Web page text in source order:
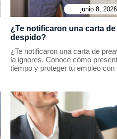
junio 8, 2026
¿Te notificaron una carta
despido?
¿Te notificaron una carta de
la ignores. Conoce cómo
tiempo y proteger tu empleo con